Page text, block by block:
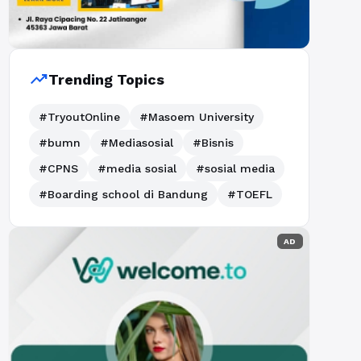
trending_upTrending Topics
#TryoutOnline
#Masoem University
#bumn
#Mediasosial
#Bisnis
#CPNS
#media sosial
#sosial media
#Boarding school di Bandung
#TOEFL
AD